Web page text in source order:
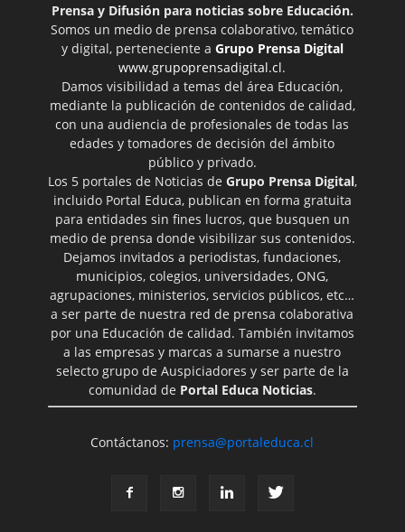
Prensa y Difusión para noticias sobre Educación.
Somos un medio de prensa colaborativo, temático
y digital, perteneciente a Grupo Prensa Digital
www.grupoprensadigital.cl.
Damos visibilidad a temas del área Educación,
mediante la publicación de contenidos de calidad,
con una audiencia de profesionales de todas las
edades y tomadores de decisión del ámbito
público y privado.
Los 5 portales de Noticias de Grupo Prensa Digital,
incluido Portal Educa, publican en forma gratuita
para entidades sin fines lucros, que busquen un
medio de prensa donde visibilizar sus contenidos.
Dejamos invitados a periodistas, fundaciones,
municipios, colegios, universidades, ONG,
agrupaciones, ministerios, servicios públicos, etc…
a ser parte de nuestra red de prensa colaborativa
por una Educación de calidad. También invitamos
a las empresas y marcas a sumarse a nuestro
selecto grupo de Auspiciadores y ser parte de la
comunidad de Portal Educa Noticias.
Contáctanos: prensa@portaleduca.cl